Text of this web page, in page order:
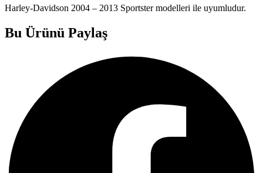
Harley-Davidson 2004 – 2013 Sportster modelleri ile uyumludur.
Bu Ürünü Paylaş